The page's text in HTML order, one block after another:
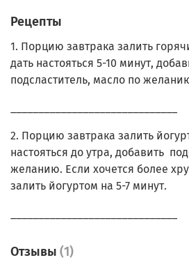
Рецепты
1. Порцию завтрака залить
дать настояться 5-10 минут,
подсластитель, масло по
2. Порцию завтрака залить
настояться до утра, добавить
желанию. Если хочется более
залить йогуртом на 5-7 минут.
Отзывы (1)